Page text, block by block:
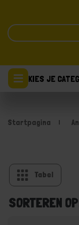
KIES JE
Startpagina
Tabel
SORTEREN